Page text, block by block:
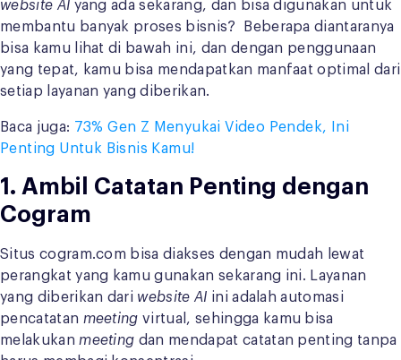
website AI yang ada sekarang, dan bisa digunakan untuk
membantu banyak proses bisnis? Beberapa diantaranya
bisa kamu lihat di bawah ini, dan dengan penggunaan
yang tepat, kamu bisa mendapatkan manfaat optimal dari
setiap layanan yang diberikan.
Baca juga: 73% Gen Z Menyukai Video Pendek, Ini
Penting Untuk Bisnis Kamu!
1. Ambil Catatan Penting dengan
Cogram
Situs cogram.com bisa diakses dengan mudah lewat
perangkat yang kamu gunakan sekarang ini. Layanan
yang diberikan dari website AI ini adalah automasi
pencatatan meeting virtual, sehingga kamu bisa
melakukanmeeting dan mendapat catatan penting tanpa